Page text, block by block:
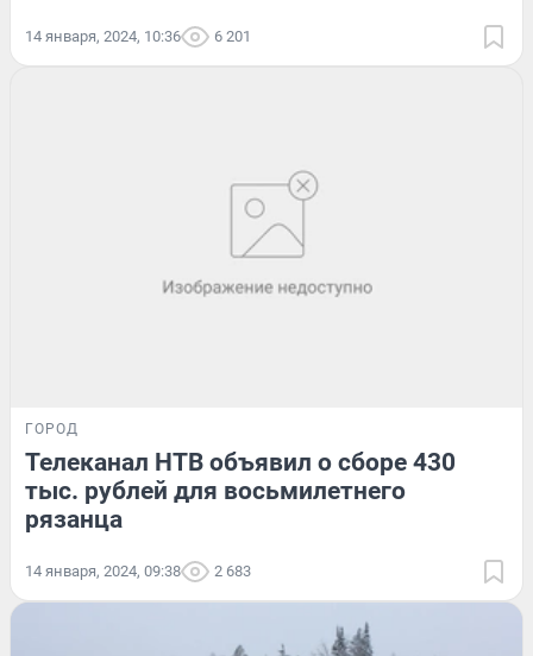
14 января, 2024, 10:36 6 201
ГОРОД
Телеканал НТВ объявил о сборе 430
тыс. рублей для восьмилетнего
рязанца
14 января, 2024, 09:38 2 683